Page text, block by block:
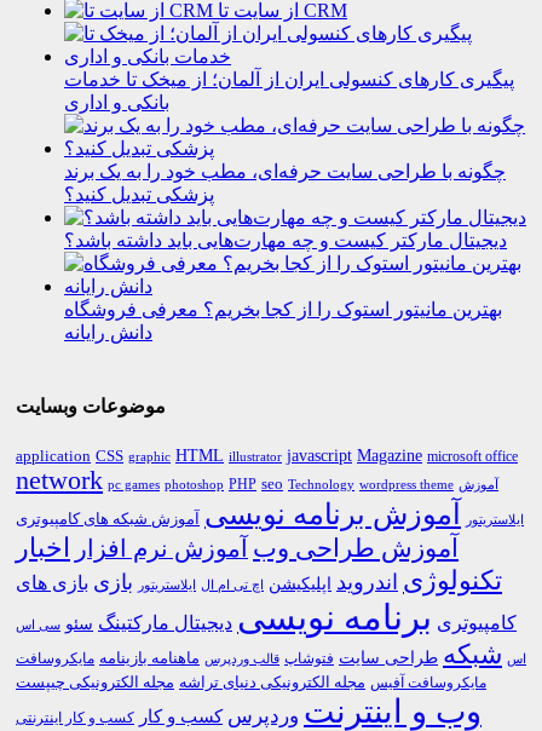
از سایت تا CRM
پیگیری کارهای کنسولی ایران از آلمان؛ از میخک تا خدمات
بانکی و اداری
چگونه با طراحی سایت حرفه‌ای، مطب خود را به یک برند
پزشکی تبدیل کنید؟
دیجیتال مارکتر کیست و چه مهارت‌هایی باید داشته باشد؟
بهترین مانیتور استوک را از کجا بخریم؟ معرفی فروشگاه
دانش رایانه
موضوعات وبسایت
application CSS graphic HTML illustrator javascript Magazine microsoft office
network pc games photoshop PHP seo Technology wordpress theme آموزش
ایلاستریتور آموزش برنامه نویسی آموزش شبکه های کامپیوتری
آموزش طراحی وب آموزش نرم افزار اخبار
تکنولوژی اندروید اپلیکیشن اچ تی ام ال ایلاستریتور بازی بازی های
کامپیوتری برنامه نویسی دیجیتال مارکتینگ سئو سی اس
اس شبکه طراحی سایت فتوشاپ قالب وردپرس ماهنامه بازینامه مایکروسافت
مایکروسافت آفیس مجله الکترونیکی دنیای تراشه مجله الکترونیکی چیپست
وب و اینترنت وردپرس کسب و کار کسب و کار اینترنتی